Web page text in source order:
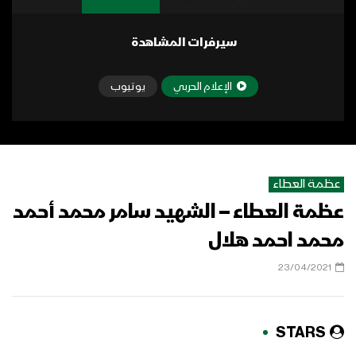
سيرفرات المشاهدة
الإعلام الحربي يوتيوب
عظمة العطاء
عظمة العطاء – الشهيد سامر محمد أحمد
محمد احمد هلال
23/04/2021
STARS